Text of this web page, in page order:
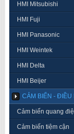
HMI Mitsubishi
HMI Fuji
HMI Panasonic
HMI Weintek
HMI Delta
HMI Beijer
CẢM BIẾN - ĐIỀU
Cảm biến quang
Cảm biến tiệm cận